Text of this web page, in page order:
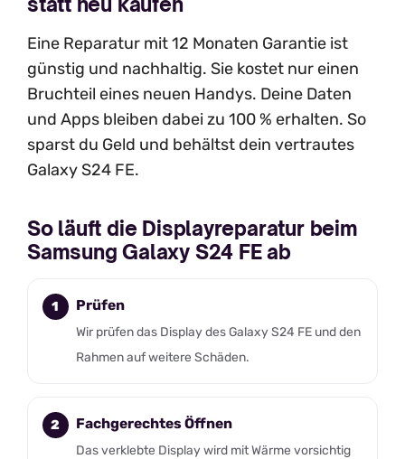
Eine Reparatur mit 12 Monaten Garantie ist
günstig und nachhaltig. Sie kostet nur einen
Bruchteil eines neuen Handys. Deine Daten
und Apps bleiben dabei zu 100 % erhalten. So
sparst du Geld und behältst dein vertrautes
Galaxy S24 FE.
So läuft die Displayreparatur beim
Samsung Galaxy S24 FE ab
Prüfen
Wir prüfen das Display des Galaxy S24 FE und den
Rahmen auf weitere Schäden.
Fachgerechtes Öffnen
Das verklebte Display wird mit Wärme vorsichtig